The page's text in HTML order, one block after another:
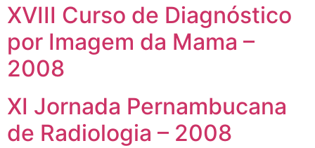
XVIII Curso de Diagnóstico
por Imagem da Mama –
2008
XI Jornada Pernambucana
de Radiologia – 2008